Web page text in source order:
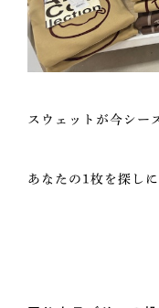
スウェットが今シー
あなたの1枚を探し